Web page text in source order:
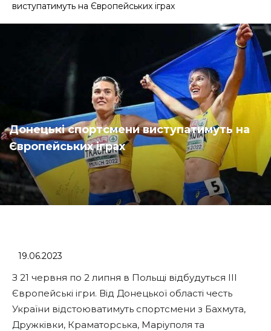
виступатимуть на Європейських іграх
Донецькі спортсмени виступатимуть на
Європейських іграх
19.06.2023
З 21 червня по 2 липня в Польщі відбудуться III
Європейські ігри. Від Донецької області честь
України відстоюватимуть спортсмени з Бахмута,
Дружківки, Краматорська, Маріуполя та